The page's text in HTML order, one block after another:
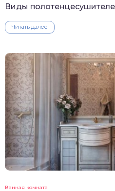
Виды
Читать далее
Ванная комната